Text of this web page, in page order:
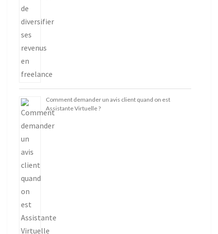
Comment demander un avis client quand on est
Assistante Virtuelle ?